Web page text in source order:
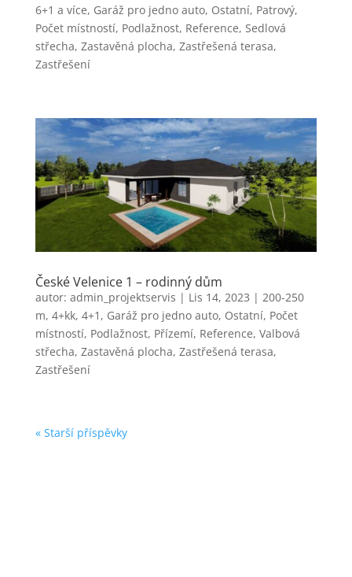
6+1 a více, Garáž pro jedno auto, Ostatní, Patrový,
Počet místností, Podlažnost, Reference, Sedlová
střecha, Zastavěná plocha, Zastřešená terasa,
Zastřešení
České Velenice 1 – rodinný dům
autor: admin_projektservis | Lis 14, 2023 | 200-250
m, 4+kk, 4+1 , Garáž pro jedno auto, Ostatní, Počet
místností, Podlažnost, Přízemí, Reference, Valbová
střecha, Zastavěná plocha, Zastřešená terasa,
Zastřešení
« Starší příspěvky